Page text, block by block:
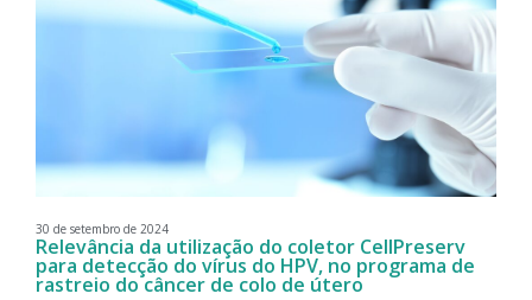
30 de setembro de 2024
Relevância da utilização do coletor CellPreserv
para detecção do vírus do HPV, no programa de
rastreio do câncer de colo de útero